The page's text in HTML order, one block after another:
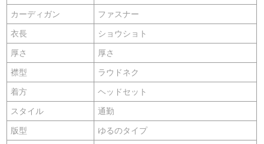
カーディガン ファスナー
衣長 ショウショト
厚さ 厚さ
襟型 ラウドネク
着方 ヘッドセット
スタイル 通勤
版型 ゆるのタイプ